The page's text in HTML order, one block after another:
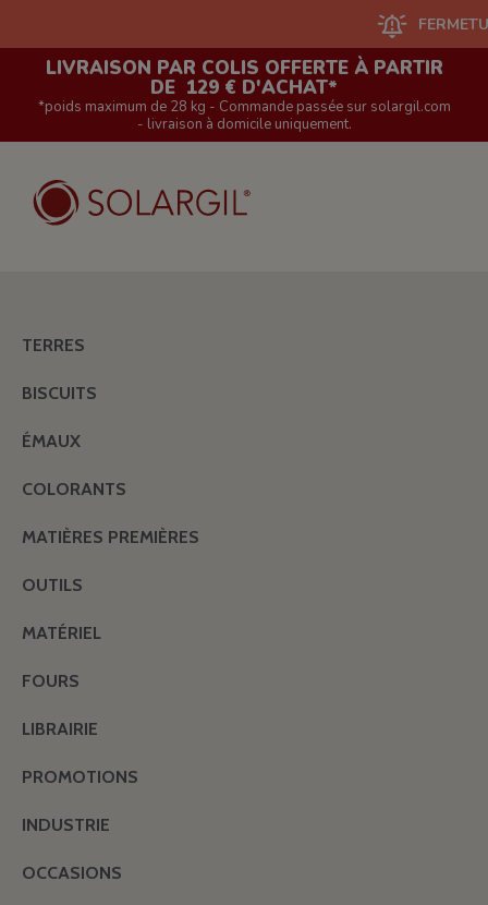
FERMETURE
LIVRAISON PAR COLIS OFFERTE À PARTIR
DE 129 € D'ACHAT*
*poids maximum de 28 kg - Commande passée sur solargil.com
- livraison à domicile uniquement.
TERRES
BISCUITS
ÉMAUX
COLORANTS
MATIÈRES PREMIÈRES
OUTILS
MATÉRIEL
FOURS
LIBRAIRIE
PROMOTIONS
INDUSTRIE
OCCASIONS